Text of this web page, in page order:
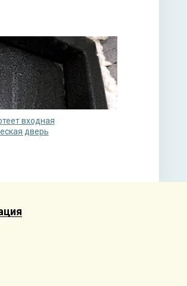
входная
дверь